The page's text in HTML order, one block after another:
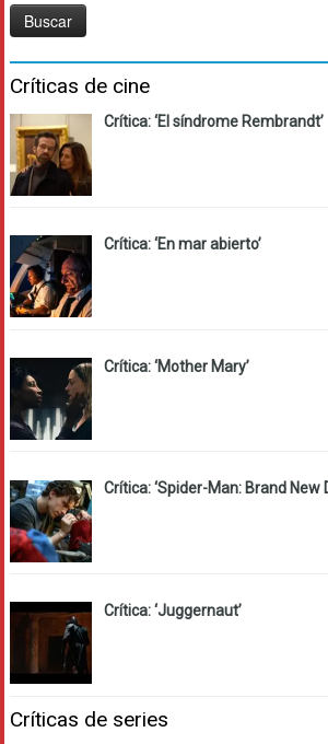
Críticas de cine
Crítica: ‘El síndrome Rembrandt’
Crítica: ‘En mar abierto’
Crítica: ‘Mother Mary’
Crítica: ‘Spider-Man: Brand New
Crítica: ‘Juggernaut’
Críticas de series